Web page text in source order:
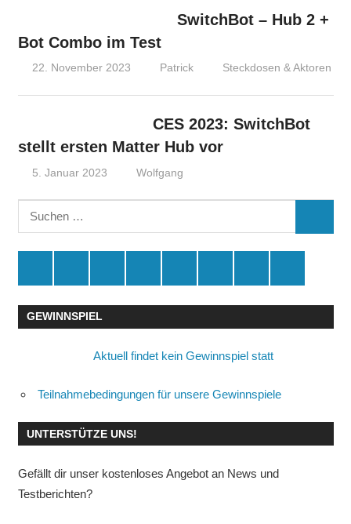
SwitchBot – Hub 2 +
Bot Combo im Test
22. November 2023 Patrick Steckdosen & Aktoren
CES 2023: SwitchBot
stellt ersten Matter Hub vor
5. Januar 2023 Wolfgang
Suchen
nach:
GEWINNSPIEL
Aktuell findet kein Gewinnspiel statt
Teilnahmebedingungen für unsere Gewinnspiele
UNTERSTÜTZE UNS!
Gefällt dir unser kostenloses Angebot an News und
Testberichten?